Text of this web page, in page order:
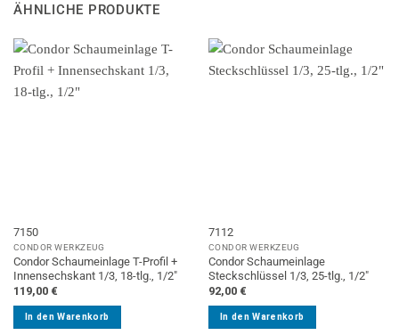
ÄHNLICHE PRODUKTE
7150
CONDOR WERKZEUG
Condor Schaumeinlage T-Profil +
Innensechskant 1/3, 18-tlg., 1/2″
119,00 €
In den Warenkorb
7112
CONDOR WERKZEUG
Condor Schaumeinlage
Steckschlüssel 1/3, 25-tlg., 1/2″
92,00 €
In den Warenkorb